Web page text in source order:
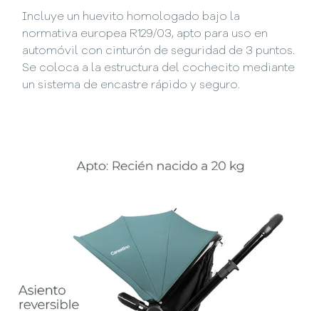
Incluye un huevito homologado bajo la
normativa europea R129/03, apto para uso en
automóvil con cinturón de seguridad de 3 puntos.
Se coloca a la estructura del cochecito mediante
un sistema de encastre rápido y seguro.